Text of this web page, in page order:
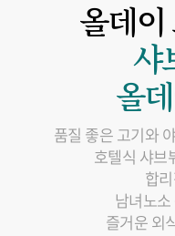
올데이
샤
올
품질 좋은 고기와
호텔식 샤브
합
남녀노
즐거운 외